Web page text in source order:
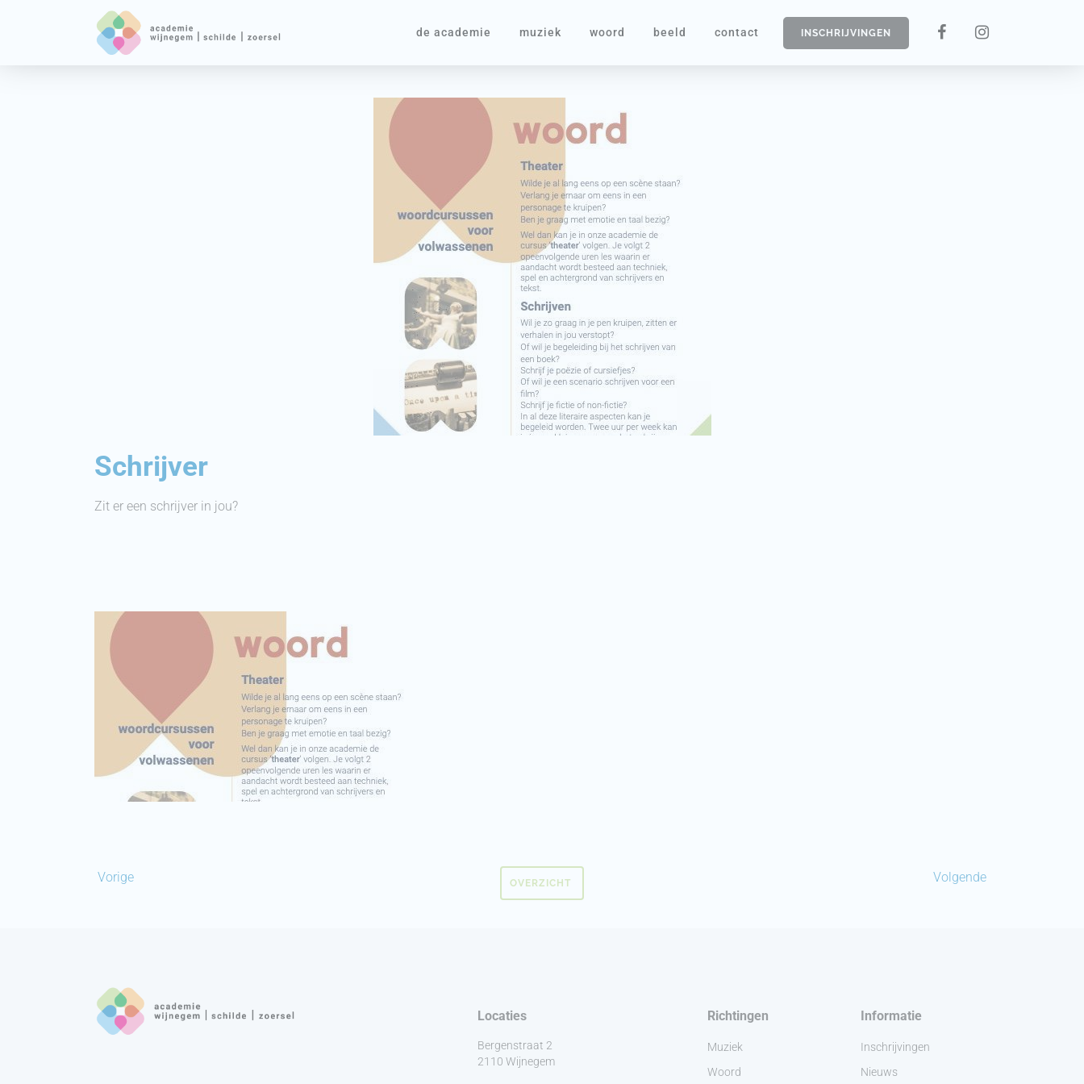
de academie muziek woord beeld contact INSCHRIJVINGEN
Schrijver
Zit er een schrijver in jou?
Vorige Volgende
OVERZICHT
Locaties
Bergenstraat 2
2110 Wijnegem
Richtingen
Muziek
Woord
Informatie
Inschrijvingen
Nieuws